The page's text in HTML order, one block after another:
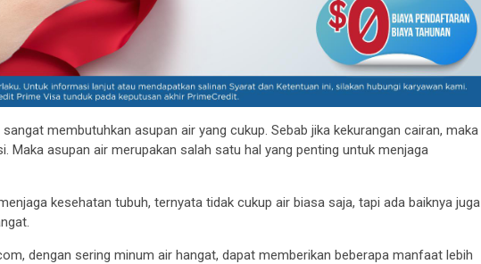
sangat membutuhkan asupan air yang cukup. Sebab jika kekurangan cairan, maka
Maka asupan air merupakan salah satu hal yang penting untuk menjaga
kesehatan tubuh, ternyata tidak cukup air biasa saja, tapi ada baiknya juga
dengan sering minum air hangat, dapat memberikan beberapa manfaat lebih